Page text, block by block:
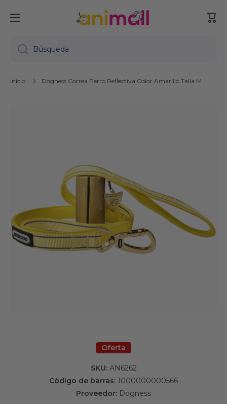
Ir directamente al contenido
Búsqueda
Inicio Dogness Correa Perro Reflectiva Color Amarillo Talla M
Oferta
SKU: AN6262
Código de barras: 1000000000566
Proveedor: Dogness